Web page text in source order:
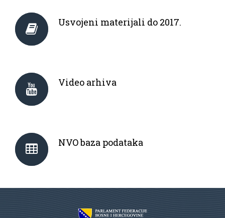
Usvojeni materijali do 2017.
Video arhiva
NVO baza podataka